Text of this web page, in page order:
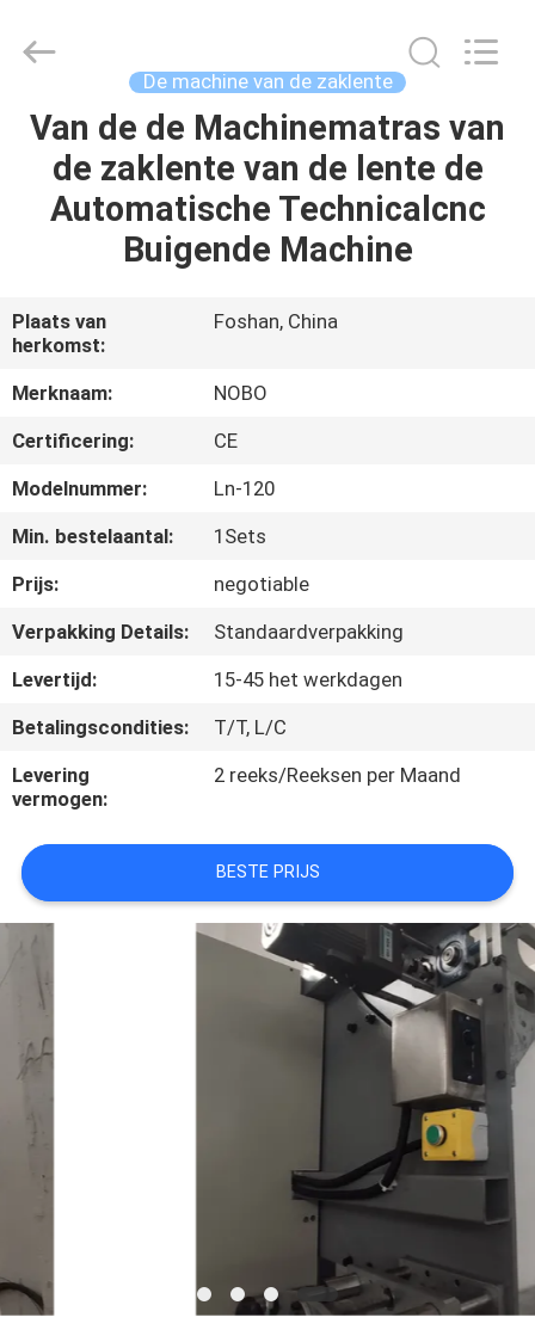
THUIS
PRODUCTEN
ONS
FABRIEKSREIS
KWALITEITSCONTROLE
CONTACTEER
ONS
NIEUWS
ALLE
GEVALLEN
VR
SITEMAP
PRIVACYBELEID
Ltd..
Developed
De machine van de zaklente
Van de de Machinematras van
de zaklente van de lente de
Automatische Technicalcnc
Buigende Machine
Plaats van
herkomst:
Foshan, China
Merknaam:
NOBO
Certificering:
CE
Modelnummer:
Ln-120
Min. bestelaantal:
1Sets
Prijs:
negotiable
Verpakking Details:
Standaardverpakking
Levertijd:
15-45 het werkdagen
Betalingscondities:
T/T, L/C
Levering
vermogen:
2 reeks/Reeksen per Maand
BESTE PRIJS